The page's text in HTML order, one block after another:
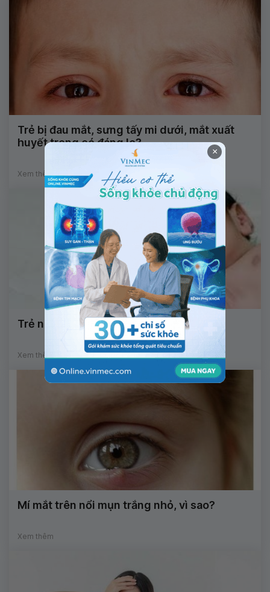
Trẻ bị đau mắt, sưng tấy mi dưới, mắt xuất
huyết trong có đáng lo?
Xem thêm
Trẻ ngủ mở mắt có sao không?
Xem thêm
Mí mắt trên nổi mụn trắng nhỏ, vì sao?
Xem thêm
×